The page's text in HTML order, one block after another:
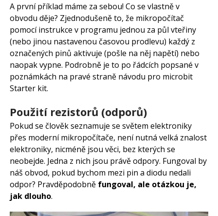
A první příklad máme za sebou! Co se vlastně v
obvodu děje? Zjednodušeně to, že mikropočítač
pomocí instrukce v programu jednou za půl vteřiny
(nebo jinou nastavenou časovou prodlevu) každý z
označených pinů aktivuje (pošle na něj napětí) nebo
naopak vypne. Podrobně je to po řádcích popsané v
poznámkách na pravé straně návodu pro microbit
Starter kit.
Použití rezistorů (odporů)
Pokud se člověk seznamuje se světem elektroniky
přes moderní mikropočítače, není nutná velká znalost
elektroniky, nicméně jsou věci, bez kterých se
neobejde. Jedna z nich jsou právě odpory. Fungoval by
náš obvod, pokud bychom mezi pin a diodu nedali
odpor? Pravděpodobně fungoval, ale otázkou je,
jak dlouho.